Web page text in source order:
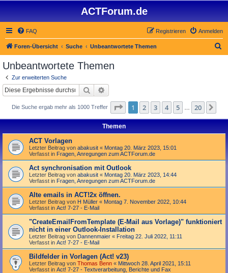
ACTForum.de
FAQ Anmelden
Registrieren
Foren-Übersicht Suche Unbeantwortete Themen
Unbeantwortete Themen
Zur erweiterten Suche
Suche
Die Suche ergab mehr als 1000 Treffer Seite 1von 20
1 2 3 4 5 20
Themen
ACT Vorlagen
Letzter Beitrag von abakusit « Montag 20. März 2023, 15:01
Verfasst in Fragen, Anregungen zum ACTForum.de
Act synchronisation mit Outlook
Letzter Beitrag von abakusit « Montag 20. März 2023, 14:44
Verfasst in Fragen, Anregungen zum ACTForum.de
Alte emails in ACT!2x öffnen.
Letzter Beitrag von H Müller « Montag 7. November 2022, 10:44
Verfasst in Act! 7-27 - E-Mail
"Create­Email­From­Template (E-Mail aus Vorlage)" funktioniert
nicht in einer Outlook-Installation
Letzter Beitrag von Dannenmaier « Freitag 22. Juli 2022, 11:11
Verfasst in Act! 7-27 - E-Mail
Bildfelder in Vorlagen (Act! v23)
Letzter Beitrag von Thomas Benn « Mittwoch 28. April 2021, 15:11
Verfasst in Act! 7-27 - Text­­ver­arbei­tung, Berichte und Fax